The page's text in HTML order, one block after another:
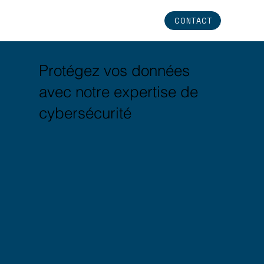
CONTACT
Protégez vos données
avec notre expertise de
cybersécurité